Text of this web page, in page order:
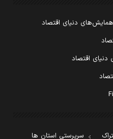
دنیای اقتصاد
اقتصاد
سرپرستی استان ها